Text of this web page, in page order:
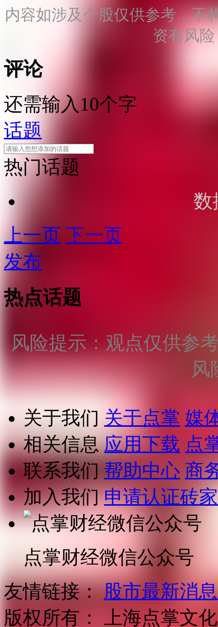
内容如涉及个股仅供参考，不
资有风
评论
还需输入10个字
话题
热门话题
数
上一页 下一页
发布
热点话题
风险提示：观点仅供参
风
关于我们 关于点掌 媒
相关信息 应用下载 点
联系我们 帮助中心 商
加入我们 申请认证砖家
点掌财经微信公众号
友情链接： 股市最新消息
版权所有：
上海点掌文